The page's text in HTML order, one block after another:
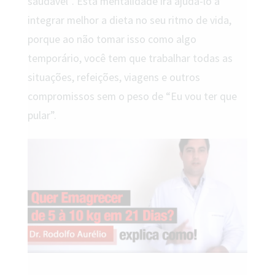
integrar melhor a dieta no seu ritmo de vida,
porque ao não tomar isso como algo
temporário, você tem que trabalhar todas as
situações, refeições, viagens e outros
compromissos sem o peso de “Eu vou ter que
pular”.